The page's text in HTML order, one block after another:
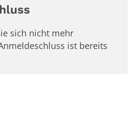
sich nicht mehr
ist bereits